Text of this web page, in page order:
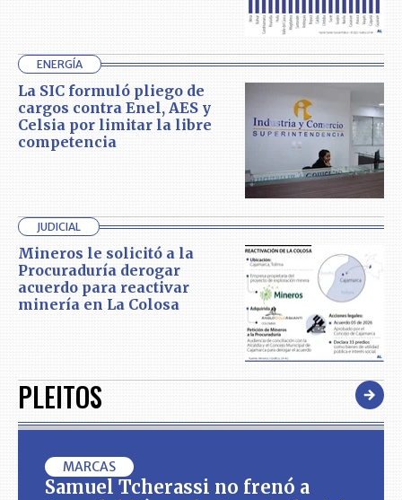
ENERGÍA
La SIC formuló pliego de
cargos contra Enel, AES y
Celsia por limitar la libre
competencia
JUDICIAL
Mineros le solicitó a la
Procuraduría derogar
acuerdo para reactivar
minería en La Colosa
PLEITOS
MARCAS
Samuel Tcherassi no frenó a